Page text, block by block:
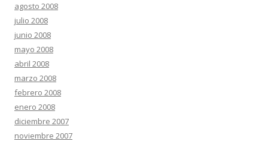
agosto 2008
julio 2008
junio 2008
mayo 2008
abril 2008
marzo 2008
febrero 2008
enero 2008
diciembre 2007
noviembre 2007